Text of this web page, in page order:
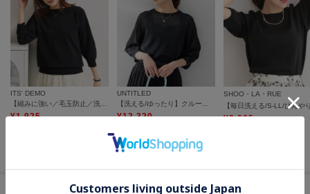
ITS' DEMO
【縮みに強い／毛玉防止／洗濯機OK】タフニット 襟ぐり編地切替ニットプルオーバー
¥1,925
UNTITLED
【洗える/ゆったり】クルーネックドライニット
¥12,320
さらに15%OFF
SHOO・LA・RUE
¥2,965